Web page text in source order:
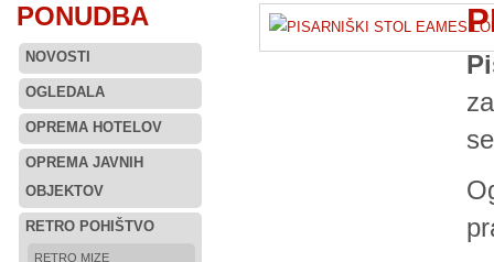
PONUDBA
NOVOSTI
OGLEDALA
OPREMA HOTELOV
OPREMA JAVNIH
OBJEKTOV
RETRO POHIŠTVO
RETRO MIZE